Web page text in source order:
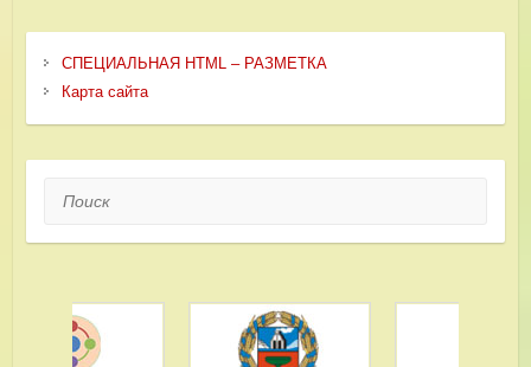
СПЕЦИАЛЬНАЯ HTML – РАЗМЕТКА
Карта сайта
Поиск